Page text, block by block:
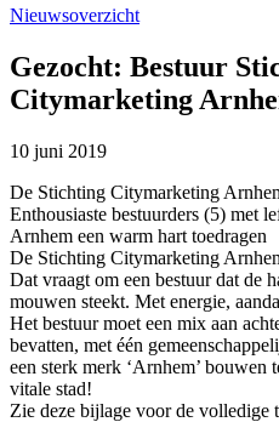
Nieuwsoverzicht
Gezocht: Bestuur
Citymarketing
10 juni 2019
De Stichting Citymarketing
Enthousiaste bestuurders (5) met
Arnhem een warm hart toedragen
De Stichting Citymarketing
Dat vraagt om een bestuur dat de
mouwen steekt. Met energie,
Het bestuur moet een mix aan
bevatten, met één
een sterk merk ‘Arnhem’ bouwen
vitale stad!
Zie deze bijlage voor de volledige